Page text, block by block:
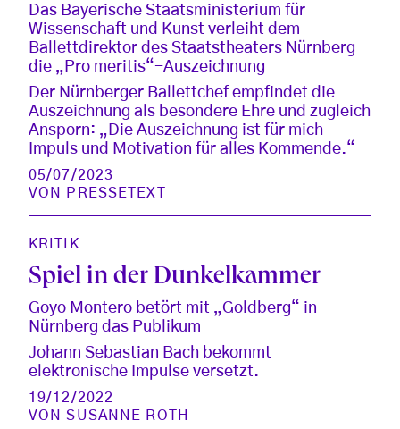
Das Bayerische Staatsministerium für
Wissenschaft und Kunst verleiht dem
Ballettdirektor des Staatstheaters Nürnberg
die „Pro meritis“-Auszeichnung
Der Nürnberger Ballettchef empfindet die
Auszeichnung als besondere Ehre und zugleich
Ansporn: „Die Auszeichnung ist für mich
Impuls und Motivation für alles Kommende.“
05/07/2023
VON
PRESSETEXT
KRITIK
Spiel in der Dunkelkammer
Goyo Montero betört mit „Goldberg“ in
Nürnberg das Publikum
Johann Sebastian Bach bekommt
elektronische Impulse versetzt.
19/12/2022
VONSUSANNE ROTH